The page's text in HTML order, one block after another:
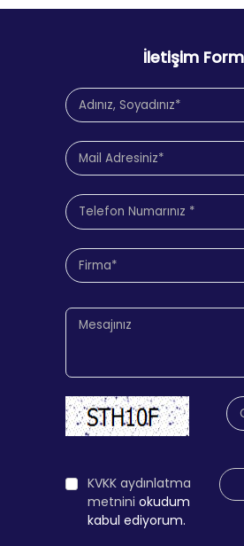
İletişim
KVKK aydınlatma
metnini okudum
kabul ediyorum.